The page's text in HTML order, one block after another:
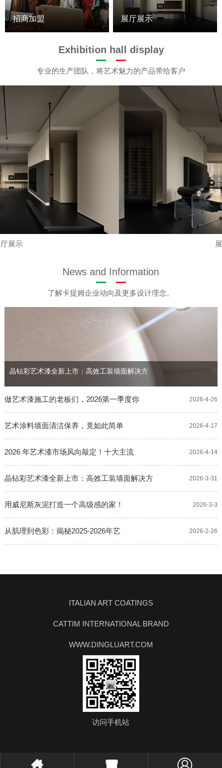
招商加盟 展厅展示
Exhibition hall display
专业的生产团队，将艺术魅力的产品带给客户
News and Information
了解卡提姆企业动向及更多设计理念。
晶钻彩艺术漆全新上市：高效工装墙面解决方
2026-4-26
做艺术漆施工的老板们，2026第一季度你
2026-4-17
艺术涂料墙面清洁保养，竟如此简单
2026-4-14
2026 年艺术漆市场风向敲定！十大主流
2026-3-31
晶钻彩艺术漆全新上市：高效工装墙面解决方
2026-3-3
用威尼斯灰泥打造一个高级感的家！
2026-2-26
从肌理到色彩：揭秘2025-2026年艺
ITALIAN ART COATINGS
CATTIM INTERNATIONAL BRAND
WWW.DINGLUART.COM
访问手机站